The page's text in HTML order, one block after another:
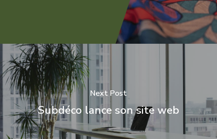
Next Post
Subdéco lance son site web